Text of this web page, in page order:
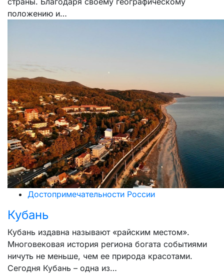
положению и…
Достопримечательности России
Кубань
Кубань издавна называют «райским местом».
Многовековая история региона богата событиями
ничуть не меньше, чем ее природа красотами.
Сегодня Кубань – одна из…